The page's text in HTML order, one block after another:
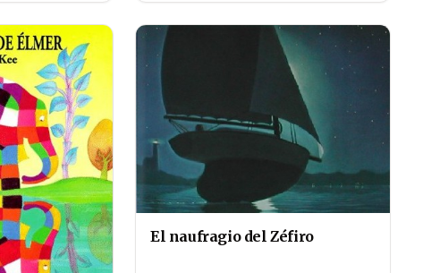
El naufragio del Zéfiro